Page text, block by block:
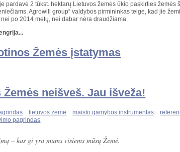
pardavė 2 tūkst. hektarų Lietuvos žemės ūkio paskirties
Agrowill group“ valdybos pirmininkas teigė, kad jie
po 2014 metų, nei dabar nėra draudžiama.
Žemės įstatymas
neišveš. Jau išveža!
lietuvos zeme maisto gamybos instrumentas
pagrindas
– kas gi yra mums visiems mūsų Žemė.